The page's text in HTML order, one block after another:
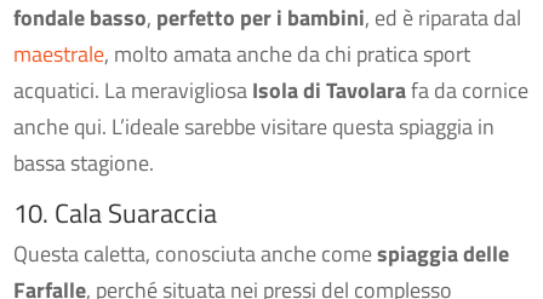
fondale basso, perfetto per i bambini, ed è riparata dal
maestrale, molto amata anche da chi pratica sport
acquatici. La meravigliosaIsola di Tavolarafa da cornice
anche qui. L’ideale sarebbe visitare questa spiaggia in
bassa stagione.
10. Cala Suaraccia
Questa caletta, conosciuta anche comespiaggia delle
Farfalle, perché situata nei pressi del complesso